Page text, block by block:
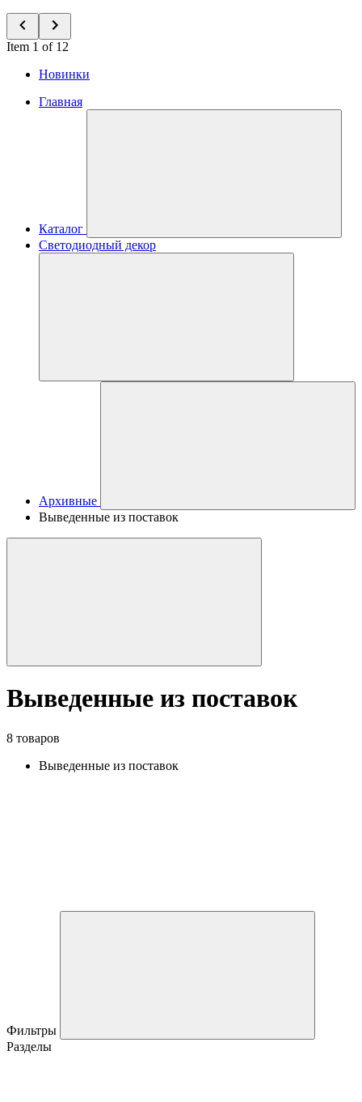
Item 1 of 12
Новинки
Главная
Каталог
Светодиодный декор
Архивные
Выведенные из поставок
Выведенные из поставок
8 товаров
Выведенные из поставок
Фильтры
Разделы